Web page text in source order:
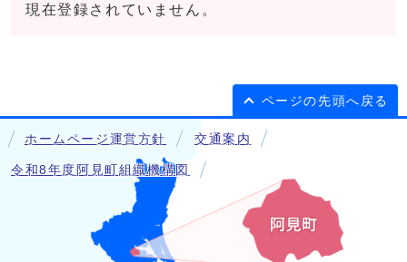
現在登録されていません。
ページの先頭へ戻る
ホームページ運営方針 交通案内
令和8年度阿見町組織機構図